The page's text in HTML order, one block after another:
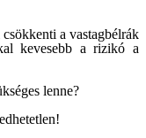
a vastagbélrák
kevesebb a rizikó a
lenne?